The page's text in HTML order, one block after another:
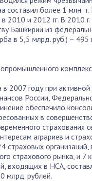
составил более 1 млн.
2010 и 2012 гг. В 2010
Башкирии из
в 5,5 млрд. руб.) – 495
2007 году при
России,
обеспечило
в
страхования
аграриев и
страховых
страхового рынка, и 7
входящих в НСА,
млрд. рублей.